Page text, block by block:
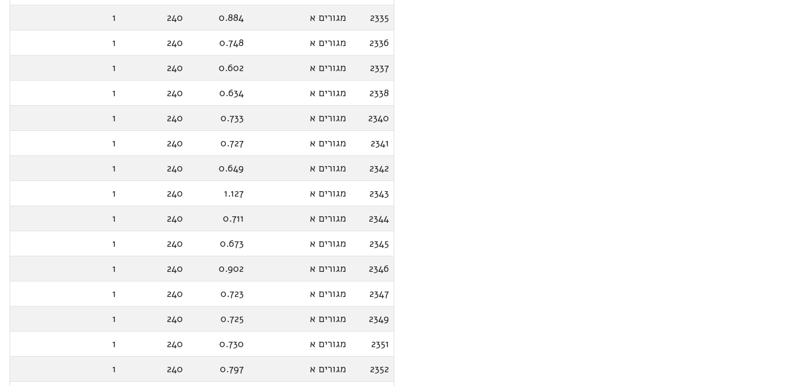
2335
מגורים א 0.884
240
1
2336
מגורים א 0.748
240
1
2337
מגורים א 0.602
240
1
2338
מגורים א 0.634
240
1
2340
מגורים א 0.733
240
1
2341
מגורים א 0.727
240
1
2342
מגורים א 0.649
240
1
2343
מגורים א 1.127
240
1
2344
מגורים א 0.711
240
1
2345
מגורים א 0.673
240
1
2346
מגורים א 0.902
240
1
2347
מגורים א 0.723
240
1
2349
מגורים א 0.725
240
1
2351
מגורים א 0.730
240
1
2352
מגורים א 0.797
240
1